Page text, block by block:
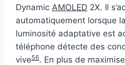
Dynamic AMOLED 2X. Il
automatiquement lorsque
luminosité adaptative est
téléphone détecte des
vive56. En plus de